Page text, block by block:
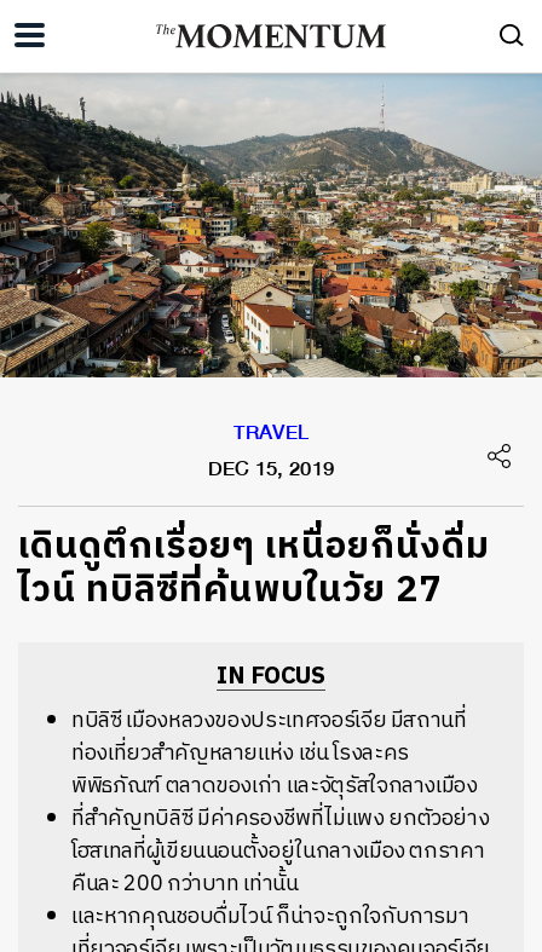
TRAVEL
DEC 15, 2019
เดินดูตึกเรื่อยๆ เหนื่อยก็นั่งดื่ม
ไวน์ ทบิลิซีที่ค้นพบในวัย 27
IN FOCUS
ทบิลิซี เมืองหลวงของประเทศจอร์เจีย มีสถานที่
ท่องเที่ยวสำคัญหลายแห่ง เช่น โรงละคร
พิพิธภัณฑ์ ตลาดของเก่า และจัตุรัสใจกลางเมือง
ที่สำคัญทบิลิซี มีค่าครองชีพที่ไม่แพง ยกตัวอย่าง
โฮสเทลที่ผู้เขียนนอนตั้งอยู่ในกลางเมือง ตกราคา
คืนละ 200 กว่าบาท เท่านั้น
และหากคุณชอบดื่มไวน์ ก็น่าจะถูกใจกับการมา